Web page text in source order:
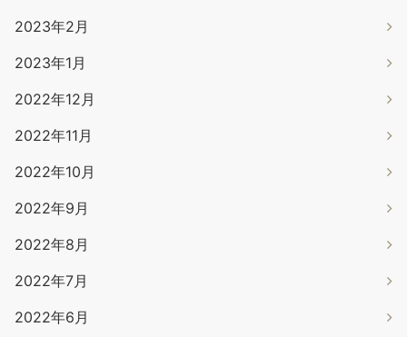
2023年2月
2023年1月
2022年12月
2022年11月
2022年10月
2022年9月
2022年8月
2022年7月
2022年6月